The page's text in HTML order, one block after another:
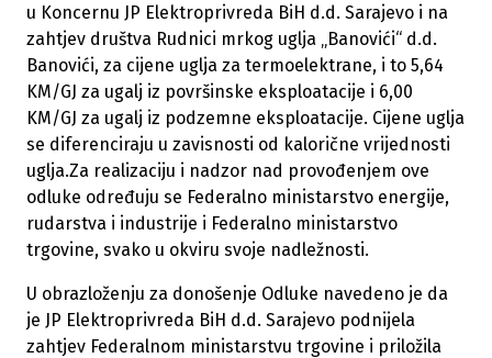
u Koncernu JP Elektroprivreda BiH d.d. Sarajevo i na
zahtjev društva Rudnici mrkog uglja „Banovići“ d.d.
Banovići, za cijene uglja za termoelektrane, i to 5,64
KM/GJ za ugalj iz površinske eksploatacije i 6,00
KM/GJ za ugalj iz podzemne eksploatacije. Cijene uglja
se diferenciraju u zavisnosti od kalorične vrijednosti
uglja.Za realizaciju i nadzor nad provođenjem ove
odluke određuju se Federalno ministarstvo energije,
rudarstva i industrije i Federalno ministarstvo
trgovine, svako u okviru svoje nadležnosti.
U obrazloženju za donošenje Odluke navedeno je da
je JP Elektroprivreda BiH d.d. Sarajevo podnijela
zahtjev Federalnom ministarstvu trgovine i priložila